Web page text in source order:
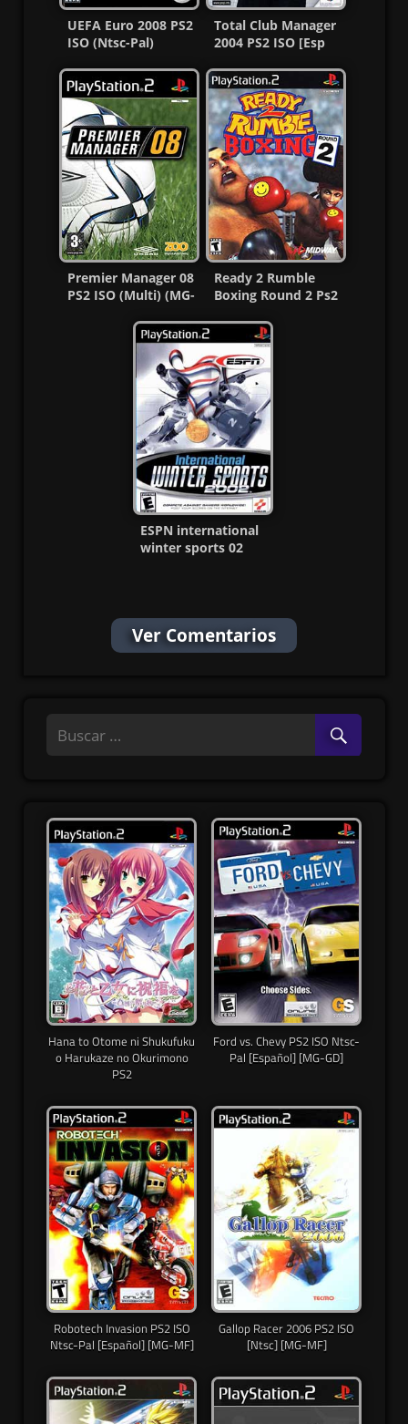
UEFA Euro 2008 PS2
ISO (Ntsc-Pal)
MF
Total Club Manager
2004 PS2 ISO [Esp
Premier Manager 08
PS2 ISO (Multi) (MG-
Ready 2 Rumble
Boxing Round 2 Ps2
ESPN international
winter sports 02
Ver Comentarios
Hana to Otome ni Shukufuku
o Harukaze no Okurimono
PS2
Ford vs. Chevy PS2 ISO Ntsc-
Pal [Español] [MG-GD]
Robotech Invasion PS2 ISO
Ntsc-Pal [Español] [MG-MF]
Gallop Racer 2006 PS2 ISO
[Ntsc] [MG-MF]